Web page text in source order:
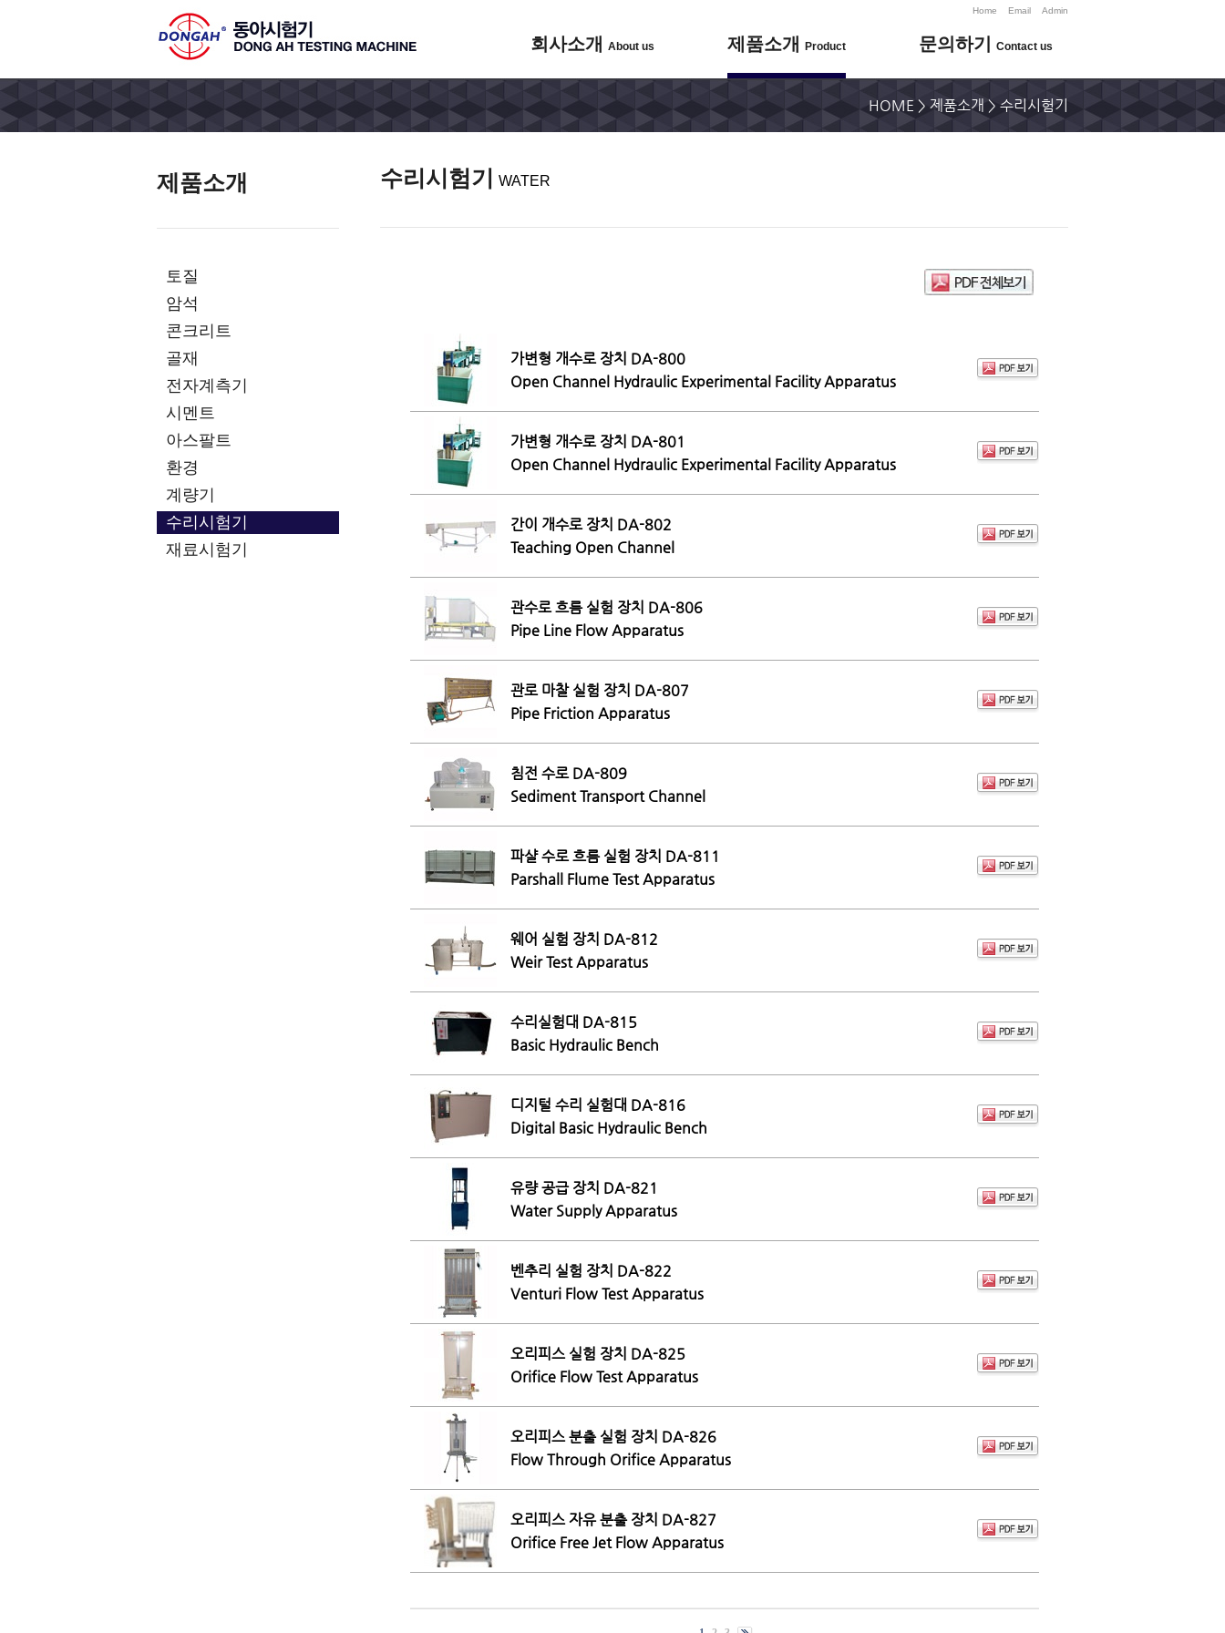
회사소개 About us 제품소개 Product 문의하기 Contact us
Home Email Admin
HOME > 제품소개 > 수리시험기
제품소개
토질
암석
콘크리트
골재
전자계측기
시멘트
아스팔트
환경
계량기
수리시험기
재료시험기
수리시험기 WATER
가변형 개수로 장치 DA-800
Open Channel Hydraulic Experimental Facility Apparatus
가변형 개수로 장치 DA-801
Open Channel Hydraulic Experimental Facility Apparatus
간이 개수로 장치 DA-802
Teaching Open Channel
관수로 흐름 실험 장치 DA-806
Pipe Line Flow Apparatus
관로 마찰 실험 장치 DA-807
Pipe Friction Apparatus
침전 수로 DA-809
Sediment Transport Channel
파샬 수로 흐름 실험 장치 DA-811
Parshall Flume Test Apparatus
웨어 실험 장치 DA-812
Weir Test Apparatus
수리실험대 DA-815
Basic Hydraulic Bench
디지털 수리 실험대 DA-816
Digital Basic Hydraulic Bench
유량 공급 장치 DA-821
Water Supply Apparatus
벤추리 실험 장치 DA-822
Venturi Flow Test Apparatus
오리피스 실험 장치 DA-825
Orifice Flow Test Apparatus
오리피스 분출 실험 장치 DA-826
Flow Through Orifice Apparatus
오리피스 자유 분출 장치 DA-827
Orifice Free Jet Flow Apparatus